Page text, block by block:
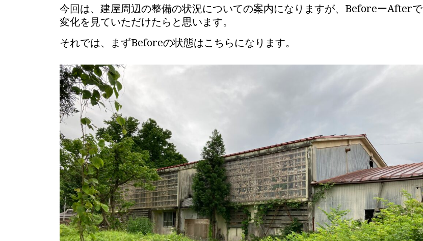
今回は、建屋周辺の整備の状況についての案内になりますが、BeforeーAfterで
変化を見ていただけたらと思います。
それでは、まずBeforeの状態はこちらになります。